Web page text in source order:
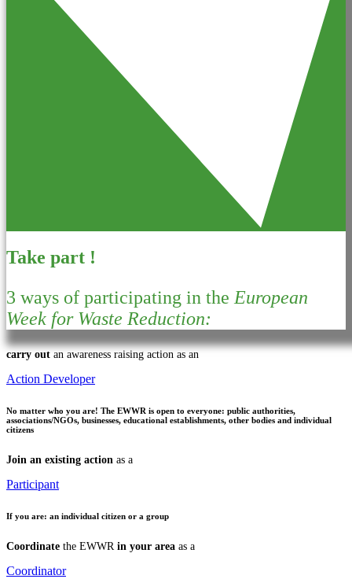
Take part !
3 ways of participating in the European
Week for Waste Reduction:
carry out an awareness raising action as an
Action Developer
No matter who you are! The EWWR is open to everyone: public authorities,
associations/NGOs, businesses, educational establishments, other bodies and individual
citizens
Join an existing action as a
Participant
If you are: an individual citizen or a group
Coordinate the EWWR in your area as a
Coordinator